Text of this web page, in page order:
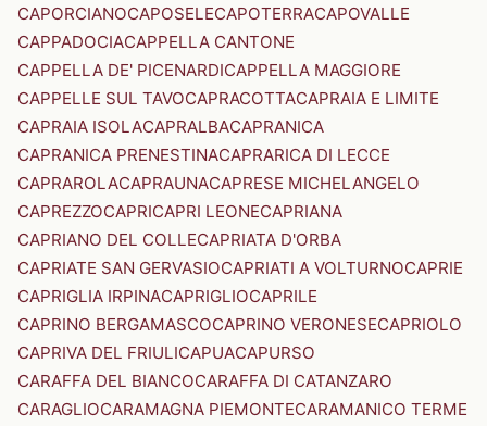
CAPORCIANOCAPOSELECAPOTERRACAPOVALLE
CAPPADOCIACAPPELLA CANTONE
CAPPELLA DE' PICENARDICAPPELLA MAGGIORE
CAPPELLE SUL TAVOCAPRACOTTACAPRAIA E LIMITE
CAPRAIA ISOLACAPRALBACAPRANICA
CAPRANICA PRENESTINACAPRARICA DI LECCE
CAPRAROLACAPRAUNACAPRESE MICHELANGELO
CAPREZZOCAPRICAPRI LEONECAPRIANA
CAPRIANO DEL COLLECAPRIATA D'ORBA
CAPRIATE SAN GERVASIOCAPRIATI A VOLTURNOCAPRIE
CAPRIGLIA IRPINACAPRIGLIOCAPRILE
CAPRINO BERGAMASCOCAPRINO VERONESECAPRIOLO
CAPRIVA DEL FRIULICAPUACAPURSO
CARAFFA DEL BIANCOCARAFFA DI CATANZARO
CARAGLIOCARAMAGNA PIEMONTECARAMANICO TERME